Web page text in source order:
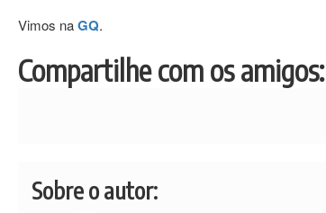
Vimos naGQ.
Compartilhe com os amigos:
Sobre o autor: